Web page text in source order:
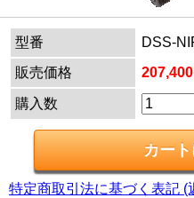
型番
DSS-
販売価格
購入数
特定商取引法に基づく表記 (